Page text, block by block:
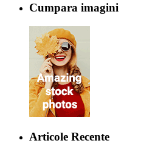
Cumpara imagini
Articole Recente